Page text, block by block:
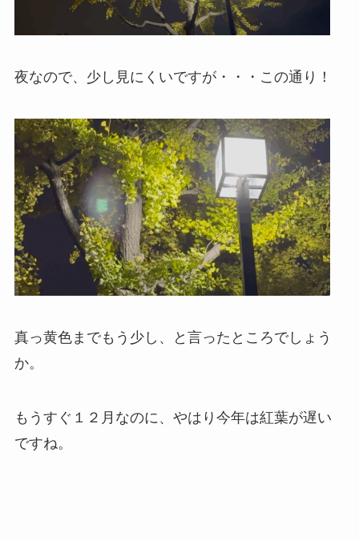
夜なので、少し見にくいですが・・・この通り！
真っ黄色までもう少し、と言ったところでしょう
か。
もうすぐ１２月なのに、やはり今年は紅葉が遅い
ですね。